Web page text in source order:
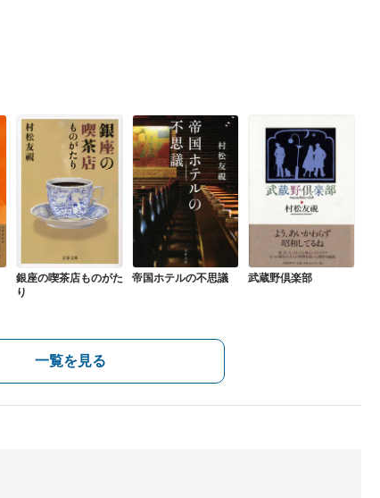
銀座の喫茶店ものがた
り
帝国ホテルの不思議 武蔵野倶楽部
一覧を見る